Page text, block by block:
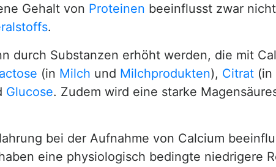
Gehalt von Proteinen beeinflusst zwar
.
durch Substanzen erhöht werden, die mit
(in Milch und Milchprodukten), Citrat (in
Glucose. Zudem wird eine starke
bei der Aufnahme von Calcium
eine physiologisch bedingte niedrigere